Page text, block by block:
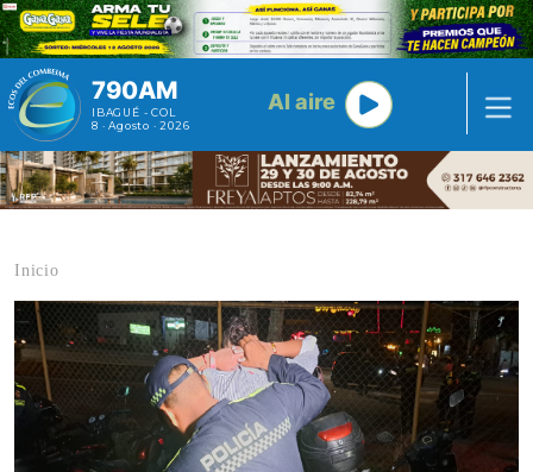
Pasar al contenido principal
790AM
IBAGUÉ - COL
8 · Agosto · 2026
Al aire
Inicio
Contenido multimedia principal